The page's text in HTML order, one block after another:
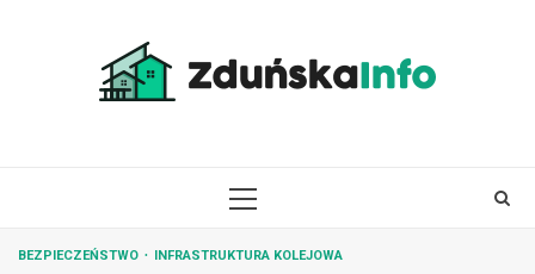
PRIMARY
BEZPIECZEŃSTWO INFRASTRUKTURA KOLEJOWA